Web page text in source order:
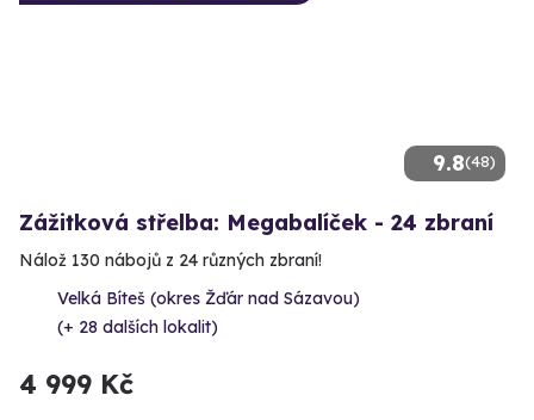
9.8(48)
Zážitková střelba: Megabalíček - 24 zbraní
Nálož 130 nábojů z 24 různých zbraní!
Velká Bíteš (okres Žďár nad Sázavou)
(+ 28 dalších lokalit)
4 999 Kč